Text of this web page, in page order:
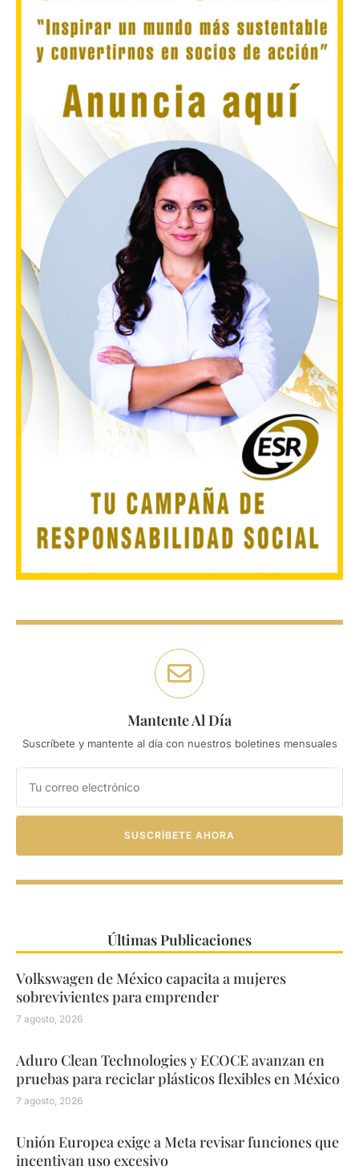
Mantente Al Día
Suscríbete y mantente al día con nuestros boletines mensuales
SUSCRÍBETE AHORA
Últimas Publicaciones
Volkswagen de México capacita a mujeres
sobrevivientes para emprender
7 agosto, 2026
Aduro Clean Technologies y ECOCE avanzan en
pruebas para reciclar plásticos flexibles en México
7 agosto, 2026
Unión Europea exige a Meta revisar funciones que
incentivan uso excesivo